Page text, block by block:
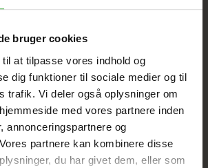
bruger cookies
at tilpasse vores indhold og
dig funktioner til sociale medier og til
trafik. Vi deler også oplysninger om
med vores partnere inden
annonceringspartnere og
partnere kan kombinere disse
du har givet dem, eller som
8 AUGUST
ER